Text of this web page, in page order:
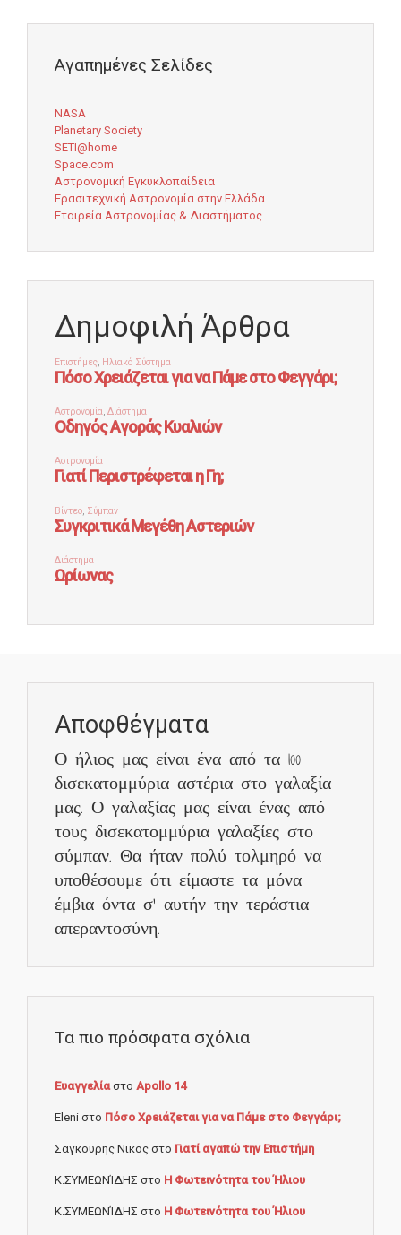
Αγαπημένες Σελίδες
NASA
Planetary Society
SETI@home
Space.com
Αστρονομική Εγκυκλοπαίδεια
Ερασιτεχνική Αστρονομία στην Ελλάδα
Εταιρεία Αστρονομίας & Διαστήματος
Δημοφιλή Άρθρα
Αποφθέγματα
Ο ήλιος μας είναι ένα από τα 100
δισεκατομμύρια αστέρια στο γαλαξία
μας. Ο γαλαξίας μας είναι ένας από
τους δισεκατομμύρια γαλαξίες στο
σύμπαν. Θα ήταν πολύ τολμηρό να
υποθέσουμε ότι είμαστε τα μόνα
έμβια όντα σ’ αυτήν την τεράστια
απεραντοσύνη.
Τα πιο πρόσφατα σχόλια
Ευαγγελίαστο Apollo 14
Eleni στο Πόσο Χρειάζεται για να Πάμε στο Φεγγάρι;
Σαγκουρης Νικος στο Γιατί αγαπώ την Επιστήμη
Κ.ΣΥΜΕΩΝΊΔΗΣ στο Η Φωτεινότητα του Ήλιου
Κ.ΣΥΜΕΩΝΊΔΗΣ στο Η Φωτεινότητα του Ήλιου